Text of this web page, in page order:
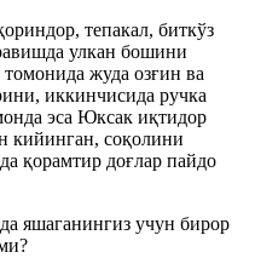
тепакал, биткўз
улкан бошини
жуда озғин ва
иккинчисида ручка
эса Юксак иқтидор
кийинган, соқолини
қорамтир доғлар пайдо
яшаганингиз учун бирор